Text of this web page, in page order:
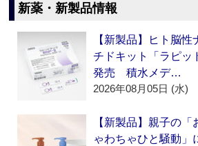
新薬・新製品情報
【新製品】ヒト脳
チドキット「ラピッ
発売 積水メデ…
2026年08月05日 (水)
【新製品】親子の
ゃわちゃひと騒動」